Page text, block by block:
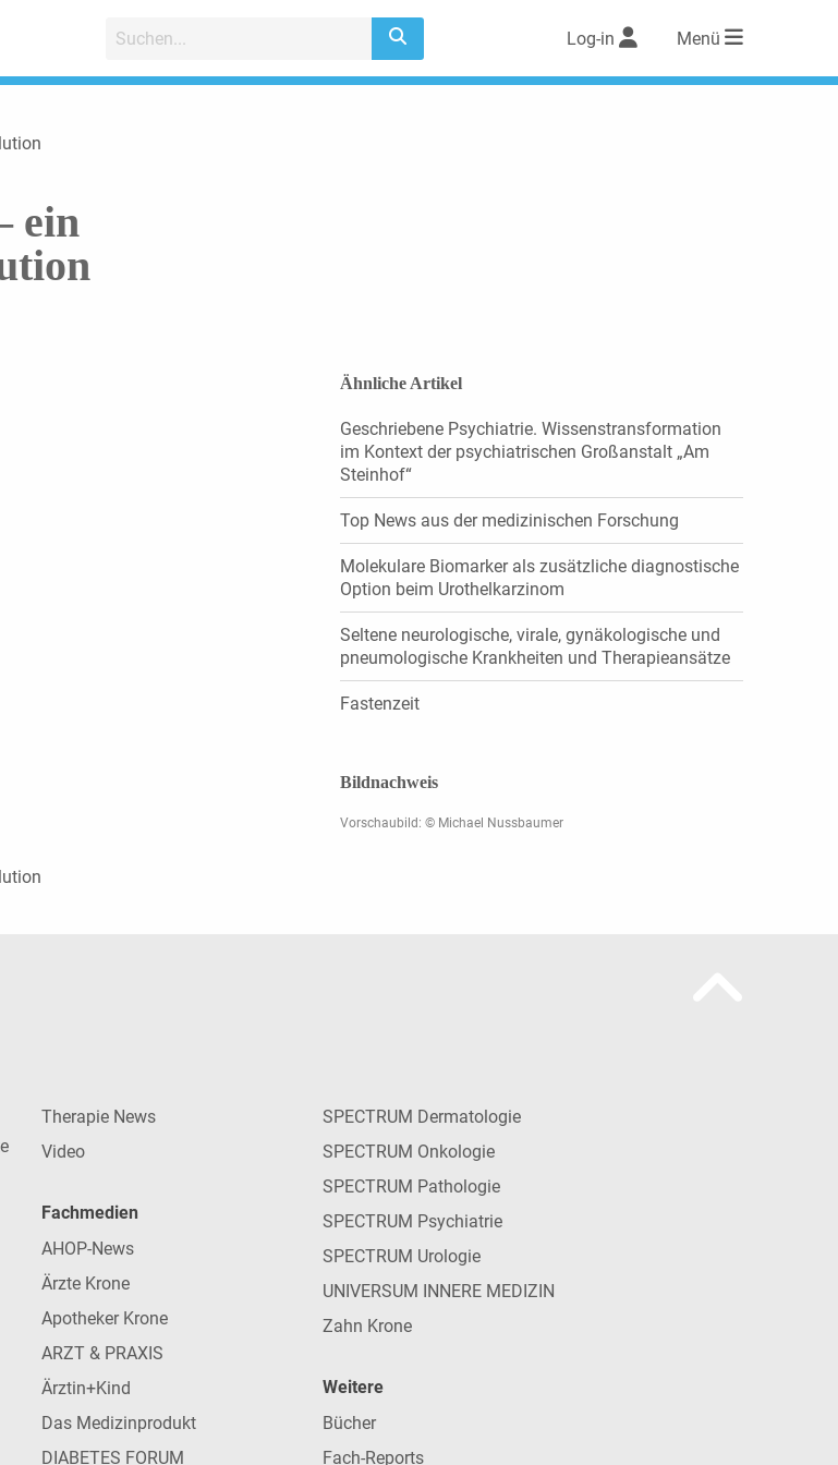
Log-in Menü
ein
Ähnliche Artikel
Geschriebene Psychiatrie. Wissenstransformation
im Kontext der psychiatrischen Großanstalt „Am
Steinhof“
Top News aus der medizinischen Forschung
Molekulare Biomarker als zusätzliche diagnostische
Option beim Urothelkarzinom
Seltene neurologische, virale, gynäkologische und
pneumologische Krankheiten und Therapieansätze
Fastenzeit
Bildnachweis
Vorschaubild: © Michael Nussbaumer
Therapie News
Video
Fachmedien
AHOP-News
Ärzte Krone
Apotheker Krone
ARZT & PRAXIS
Ärztin+Kind
Das Medizinprodukt
DIABETES FORUM
SPECTRUM Dermatologie
SPECTRUM Onkologie
SPECTRUM Pathologie
SPECTRUM Psychiatrie
SPECTRUM Urologie
UNIVERSUM INNERE MEDIZIN
Zahn Krone
Weitere
Bücher
Fach-Reports